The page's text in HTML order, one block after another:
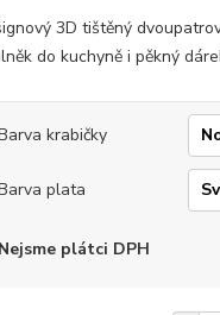
3D tištěný
do kuchyně i pěkný
krabičky
plata
Nejsme plátci DPH